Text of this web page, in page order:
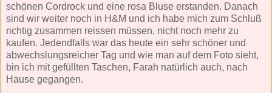
schönen Cordrock und eine rosa Bluse erstanden. Danach
sind wir weiter noch in H&M und ich habe mich zum Schluß
richtig zusammen reissen müssen, nicht noch mehr zu
kaufen. Jedendfalls war das heute ein sehr schöner und
abwechslungsreicher Tag und wie man auf dem Foto sieht,
bin ich mit gefüllten Taschen, Farah natürlich auch, nach
Hause gegangen.